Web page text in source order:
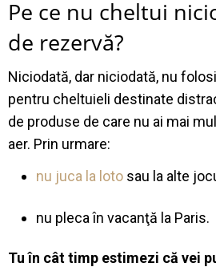
Pe ce nu cheltui
de rezervă?
Niciodată, dar niciodată, nu
pentru cheltuieli destinate
de produse de care nu ai mai
aer. Prin urmare:
nu juca la loto sau la alte
nu pleca în vacanţă la Paris.
Tu în cât timp estimezi că vei